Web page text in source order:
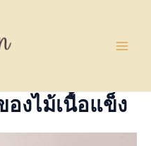
งไม้เนื้อแข็ง